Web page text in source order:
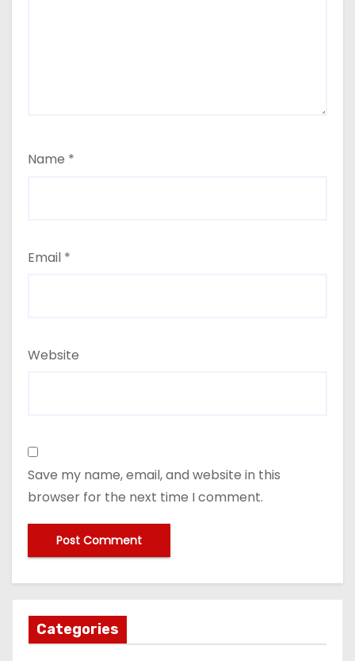
Name *
Email *
Website
Save my name, email, and website in this
browser for the next time I comment.
Categories